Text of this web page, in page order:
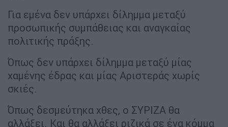
Για εμένα δεν υπάρχει δίλημμα μεταξύ
προσωπικής συμπάθειας και αναγκαίας
πολιτικής πράξης.
Όπως δεν υπάρχει δίλημμα μεταξύ μίας
χαμένης έδρας και μίας Αριστεράς χωρίς
σκιές.
Όπως δεσμεύτηκα χθες, ο ΣΥΡΙΖΑ θα
αλλάξει. Και θα αλλάξει ριζικά σε ένα κόμμα